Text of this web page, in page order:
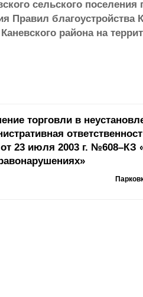
сельского поселения
Правил благоустройства
района на
торговли в
от 23 июля 2003 г. №608–КЗ